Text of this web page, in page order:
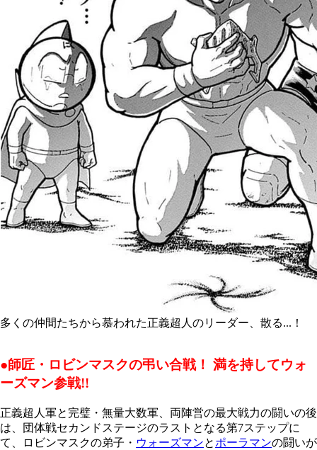
多くの仲間たちから慕われた正義超人のリーダー、散る...！
●師匠・ロビンマスクの弔い合戦！ 満を持してウォ
ーズマン参戦!!
正義超人軍と完璧・無量大数軍、両陣営の最大戦力の闘いの後
は、団体戦セカンドステージのラストとなる第7ステップに
て、ロビンマスクの弟子・ ウォーズマンと ポーラマンの闘いが